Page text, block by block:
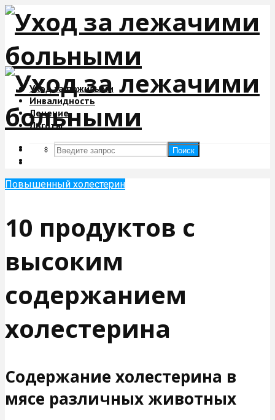
Уход за пожилыми
Инвалидность
Лечение
Льготы
Поиск
Поиск
Повышенный холестерин
10 продуктов с
высоким
содержанием
холестерина
Содержание холестерина в
мясе различных животных